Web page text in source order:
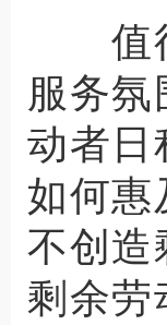
值得
服务
动者日
如何惠
不创造
剩余劳